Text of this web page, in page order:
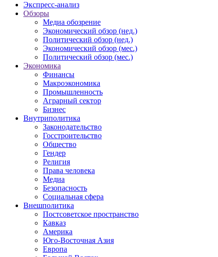
Экспресс-анализ
Обзоры
Медиа обозрение
Экономический обзор (нед.)
Политический обзор (нед.)
Экономический обзор (мес.)
Политический обзор (мес.)
Экономика
Финансы
Макроэкономика
Промышленность
Аграрный сектор
Бизнес
Внутриполитика
Законодательство
Госстроительство
Общество
Гендер
Религия
Права человека
Медиа
Безопасность
Социальная сфера
Внешполитика
Постсоветское пространство
Кавказ
Америка
Юго-Восточная Азия
Европа